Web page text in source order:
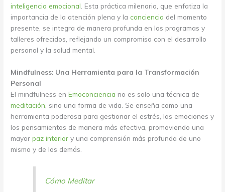
inteligencia emocional. Esta práctica milenaria, que enfatiza la
importancia de la atención plena y la conciencia del momento
presente, se integra de manera profunda en los programas y
talleres ofrecidos, reflejando un compromiso con el desarrollo
personal y la salud mental.
Mindfulness: Una Herramienta para la Transformación
Personal
El mindfulness enEmoconciencia no es solo una técnica de
meditación , sino una forma de vida. Se enseña como una
herramienta poderosa para gestionar el estrés, las emociones y
los pensamientos de manera más efectiva, promoviendo una
mayorpaz interior y una comprensión más profunda de uno
mismo y de los demás.
Cómo Meditar